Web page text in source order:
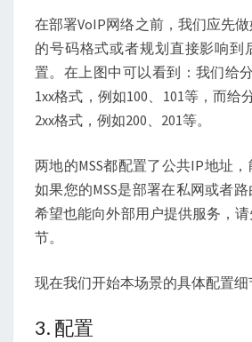
在部署VoIP网络之前，我们应先
的号码格式或者规划直接影响到
置。在上图中可以看到：我们给
1xx格式，例如100、101等，而给
2xx格式，例如200、201等。
两地的MSS都配置了公共IP地址，
如果您的MSS是部署在私网或者
希望也能向外部用户提供服务，
节。
现在我们开始本场景的具体配置细
3. 配置